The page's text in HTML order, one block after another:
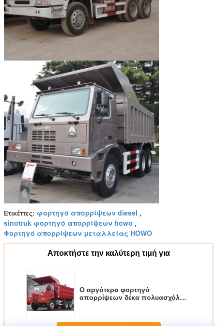
Ρόδα
14.00-25 10pcs, με μια εφεδρική
ρόδα
Όγκος της δεξαμενής καυσίμων
μεταφορών
Πάχος χάλυβα της μεταφοράς
Πάτωμα: 12mm, πλευρά: 10mm
Ύφος ανύψωσης
Μπροστινός ανελκυστήρας, κινεζικό
σύστημα
Ετικέττες: φορτηγό απορρίψεων diesel ,
sinotruk φορτηγό απορρίψεων howo ,
Φορτηγό απορρίψεων μεταλλείας HOWO
Αποκτήστε την καλύτερη τιμή για
Ο αργότερα φορτηγό
απορρίψεων δέκα πολυασχόλων